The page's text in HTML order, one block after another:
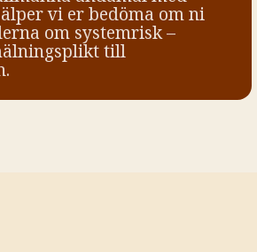
vi er bedöma om ni
om systemrisk –
till